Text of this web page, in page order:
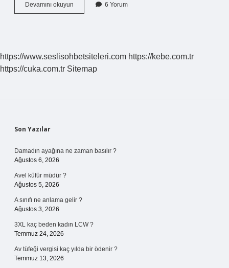
Devamını okuyun
Kesin
6 Yorum
https://www.seslisohbetsiteleri.com https://kebe.com.tr
https://cuka.com.tr Sitemap
Sidebar
Son Yazılar
Damadın ayağına ne zaman basılır ?
Ağustos 6, 2026
Avel küfür müdür ?
Ağustos 5, 2026
A sınıfı ne anlama gelir ?
Ağustos 3, 2026
3XL kaç beden kadın LCW ?
Temmuz 24, 2026
Av tüfeği vergisi kaç yılda bir ödenir ?
Temmuz 13, 2026